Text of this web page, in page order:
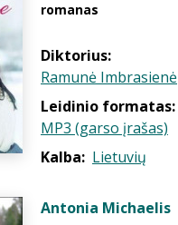
romanas
Diktorius:
Ramunė Imbrasienė
Leidinio formatas:
MP3 (garso įrašas)
Kalba: Lietuvių
Antonia Michaelis